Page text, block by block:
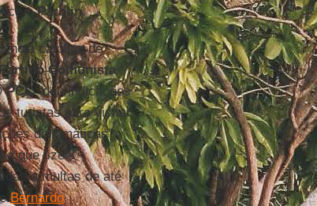
eParolin.
católica de
Comunista
PCC"deu indicações
turistas para visitar
diplomáticas"
que fizer
a multas de até
Bernardo